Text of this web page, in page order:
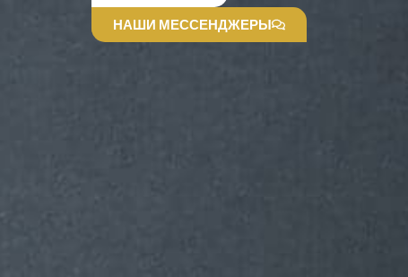
НАШИ МЕССЕНДЖЕРЫ